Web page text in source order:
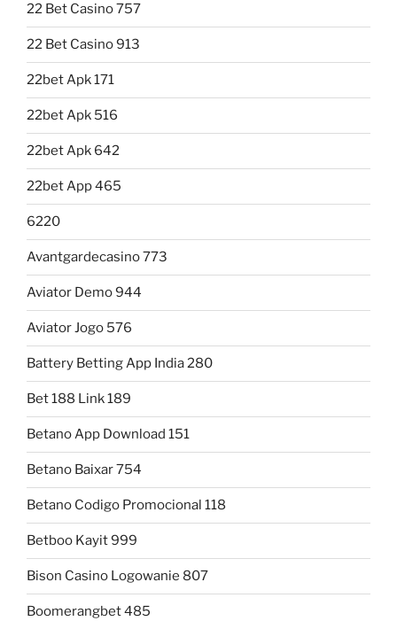
22 Bet Casino 757
22 Bet Casino 913
22bet Apk 171
22bet Apk 516
22bet Apk 642
22bet App 465
6220
Avantgardecasino 773
Aviator Demo 944
Aviator Jogo 576
Battery Betting App India 280
Bet 188 Link 189
Betano App Download 151
Betano Baixar 754
Betano Codigo Promocional 118
Betboo Kayit 999
Bison Casino Logowanie 807
Boomerangbet 485